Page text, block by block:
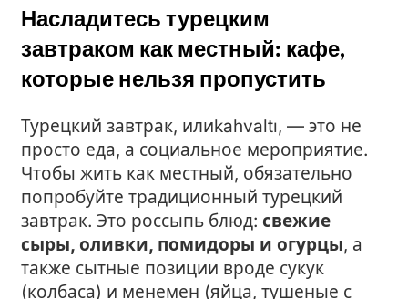
Насладитесь турецким
завтраком как местный: кафе,
которые нельзя пропустить
Турецкий завтрак, илиkahvaltı, — это не
просто еда, а социальное мероприятие.
Чтобы жить как местный, обязательно
попробуйте традиционный турецкий
завтрак. Это россыпь блюд: свежие
сыры, оливки, помидоры и огурцы, а
также сытные позиции вроде сукук
(колбаса) и менемен (яйца, тушеные с